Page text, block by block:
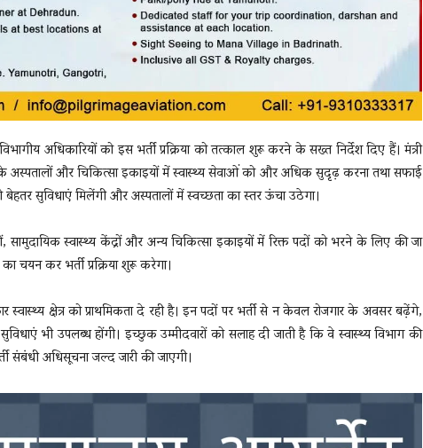
अधिकारियों को इस भर्ती प्रक्रिया को तत्काल शुरू करने के सख्त निर्देश दिए हैं। मंत्री
अस्पतालों और चिकित्सा इकाइयों में स्वास्थ्य सेवाओं को और अधिक सुदृढ़ करना तथा सफाई
बेहतर सुविधाएं मिलेंगी और अस्पतालों में स्वच्छता का स्तर ऊंचा उठेगा।
सामुदायिक स्वास्थ्य केंद्रों और अन्य चिकित्सा इकाइयों में रिक्त पदों को भरने के लिए की जा
चयन कर भर्ती प्रक्रिया शुरू करेगा।
स्वास्थ्य क्षेत्र को प्राथमिकता दे रही है। इन पदों पर भर्ती से न केवल रोजगार के अवसर बढ़ेंगे,
सुविधाएं भी उपलब्ध होंगी। इच्छुक उम्मीदवारों को सलाह दी जाती है कि वे स्वास्थ्य विभाग की
संबंधी अधिसूचना जल्द जारी की जाएगी।